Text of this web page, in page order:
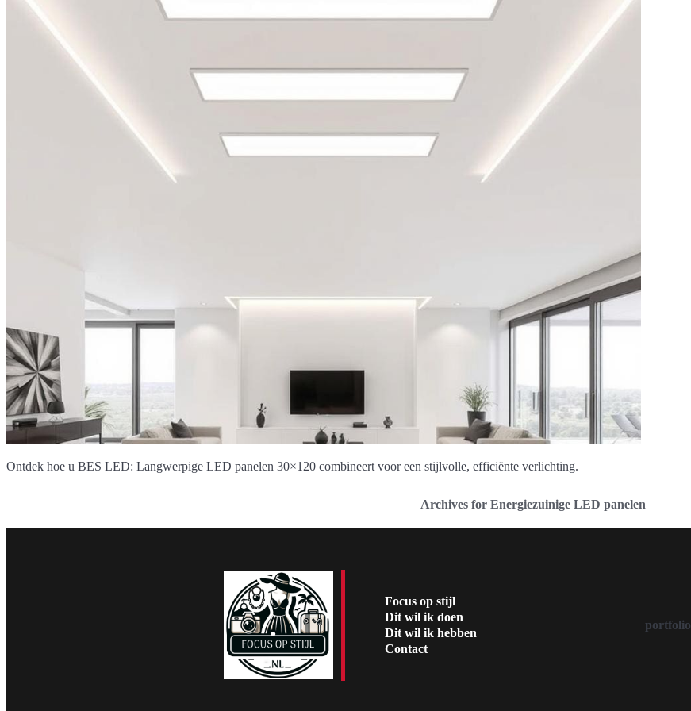
Ontdek hoe u BES LED: Langwerpige LED panelen 30×120 combineert voor een stijlvolle, efficiënte verlichting.
Archives for Energiezuinige LED panelen
Focus op stijl
Dit wil ik doen
Dit wil ik hebben
Contact
portfolio